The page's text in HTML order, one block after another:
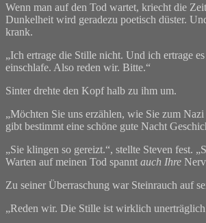
Wenn man auf den Tod wartet, kriecht die
Dunkelheit wird geradezu poetisch düster.
krank.
„Ich ertrage die Stille nicht. Und ich ertrage
einschlafe. Also reden wir. Bitte.“
Sinter drehte den Kopf halb zu ihm um.
„Möchten Sie uns erzählen, wie Sie zum
gibt bestimmt eine schöne gute Nacht
„Sie klingen so gereizt.“, stellte Steven fest.
Warten auf meinen Tod spannt auch Ihre
Zu seiner Überraschung war Steinrauch auf
„Reden wir. Die Stille ist wirklich